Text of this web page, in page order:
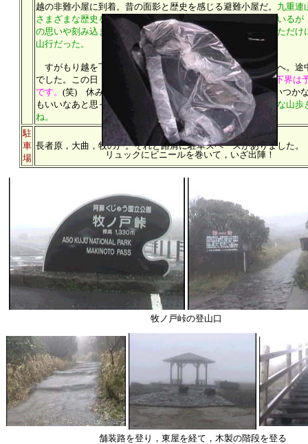
越の非難小屋に到着。昔の面影と歴史を感じる避難小屋だ。 九重連
さまざまな歴史を持つ山である。人の手があちこちに入っている
の思いや刻み込まれた歴史を彷彿させるものがある。霧だっただ
山行だった。
すがもり越を下り，硫黄山の噴煙を見ながら，大曲駐車場へ。途
でした。この日，１４００m付近よりは雲がかかっており，下界は
です。 (笑) 休みの日と天気と久住の眺めを堪能できる日はいつか
もいいなあと思った今日でした。だって，久住でこんな静かな山歩
ね。
駐
車
場
長者原，大曲，牧の戸。それと路肩に駐車スペースがありました。
リュックにビニールを巻いて，いざ出陣！
牧ノ戸峠の登山口
舗装路を登り，東屋を経て，木製の階段を登る